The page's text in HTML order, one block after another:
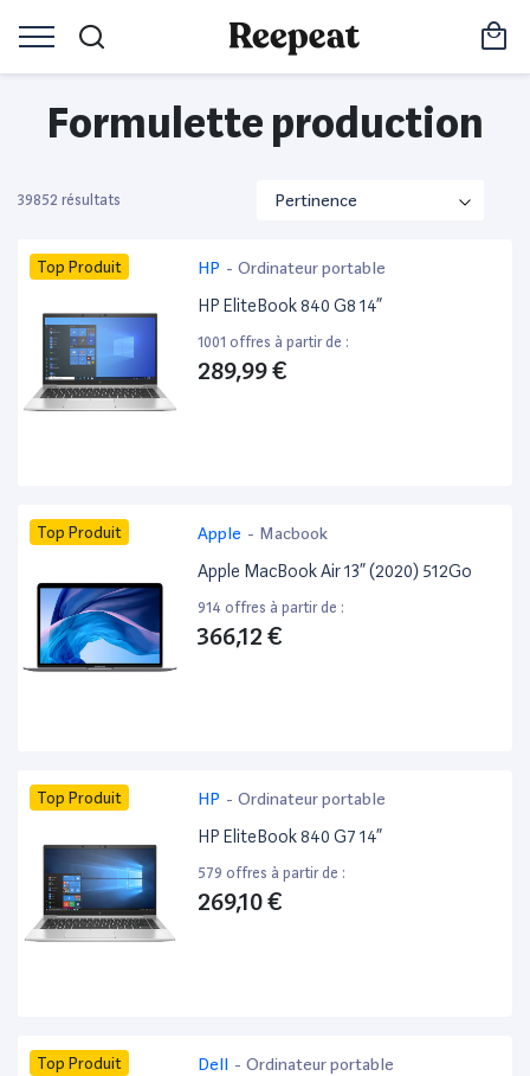
Formulette production
39852 résultats
Top Produit HP - Ordinateur portable
HP EliteBook 840 G8 14”
1001 offres à partir de :
289,99 €
Top Produit Apple - Macbook
Apple MacBook Air 13” (2020) 512Go
914 offres à partir de :
366,12 €
Top Produit HP - Ordinateur portable
HP EliteBook 840 G7 14”
579 offres à partir de :
269,10 €
Top Produit Dell - Ordinateur portable